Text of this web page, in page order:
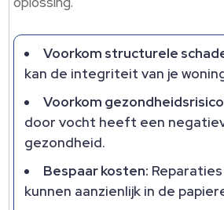
Voorkom structurele
kan de integriteit van je
Voorkom
door vocht heeft een
gezondheid.
Bespaar kosten:
kunnen aanzienlijk in de